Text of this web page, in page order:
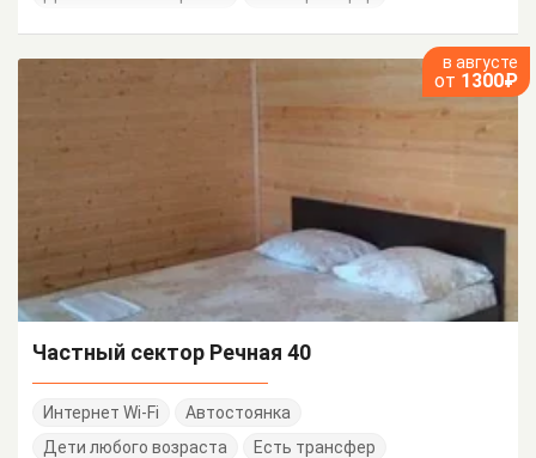
в августе
от 1300₽
Частный сектор Речная 40
Интернет Wi-Fi
Автостоянка
Дети любого возраста
Есть трансфер